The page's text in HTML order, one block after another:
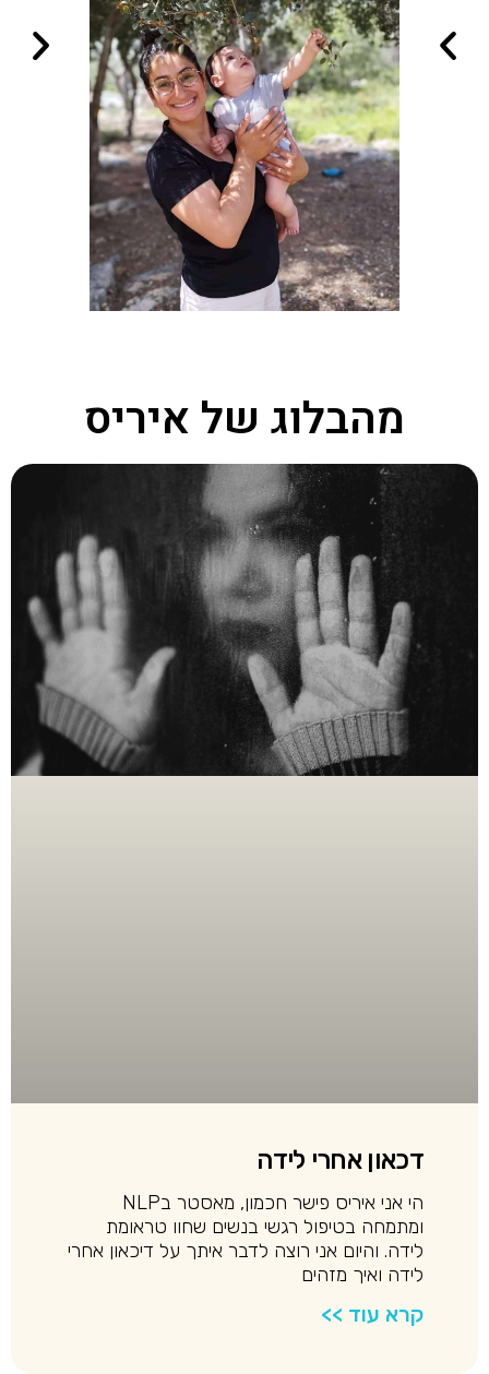
מהבלוג של איריס
דכאון אחרי לידה
הי אני איריס פישר חכמון, מאסטר בNLP
ומתמחה בטיפול רגשי בנשים שחוו טראומת
לידה. והיום אני רוצה לדבר איתך על דיכאון אחרי
לידה ואיך מזהים
קרא עוד >>